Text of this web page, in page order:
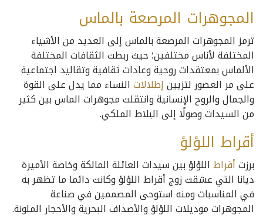
المجوهرات المرصعة بالماس
ترمز المجوهرات المرصعة بالماس إلى العديد من الأشياء
المختلفة لأناس مختلفين؛ حيث ربطت الثقافات المختلفة
الألماس بمعتقدات روحية وعادات ثقافية وتقاليد اجتماعية
على مر العصور لتزيينإطلالاتالنساء مما يدل على القوة
والجمال والروح الإنسانية وانتقلت مجوهرات الماس بين كثير
من السيدات وصولًا إلى البلاط الملكي.
أقراط اللؤلؤ
برزتأقراطاللؤلؤ بين سيدات العائلة المالكة وخاصة الأميرة
ديانا التي عشقت زوج أقراط اللؤلؤ وكانت دائما ما تظهر به
في المناسبات ومنه استوحى المصممين في صناعة
المجوهرات موديلات اللؤلؤ والأصداف البحرية والأحجار الملونة.